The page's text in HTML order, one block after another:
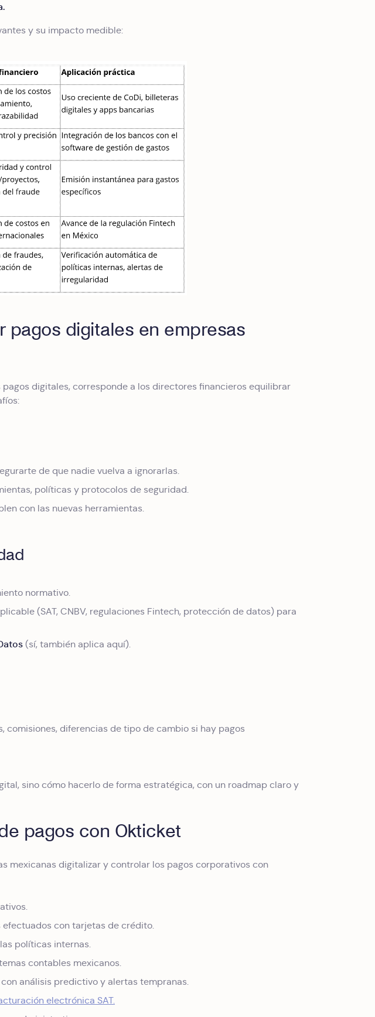
y su impacto medible:
pagos digitales en empresas
digitales, corresponde a los directores financieros equilibrar
de que nadie vuelva a ignorarlas.
políticas y protocolos de seguridad.
con las nuevas herramientas.
normativo.
(SAT, CNBV, regulaciones Fintech, protección de datos) para
(sí, también aplica aquí).
comisiones, diferencias de tipo de cambio si hay pagos
sino cómo hacerlo de forma estratégica, con un roadmap claro y
pagos con Okticket
mexicanas digitalizar y controlar los pagos corporativos con
con tarjetas de crédito.
políticas internas.
contables mexicanos.
análisis predictivo y alertas tempranas.
electrónica SAT.